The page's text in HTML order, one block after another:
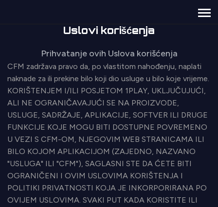
Uslovi korišćenja
Prihvatanje ovih Uslova korišćenja
CFM zadržava pravo da, po vlastitom nahođenju, naplati
naknade za ili prekine bilo koji dio usluge u bilo koje vrijeme.
KORIŠTENJEM I/ILI POSJETOM 1PLAY, UKLJUČUJUĆI,
ALI NE OGRANIČAVAJUĆI SE NA PROIZVODE,
USLUGE, SADRŽAJE, APLIKACIJE, SOFTVER ILI DRUGE
FUNKCIJE KOJE MOGU BITI DOSTUPNE POVREMENO
U VEZI S CFM-OM, NJEGOVIM WEB STRANICAMA ILI
BILO KOJOM APLIKACIJOM (ZAJEDNO, NAZVANO
"USLUGA" ILI "CFM"), SAGLASNI STE DA ĆETE BITI
OGRANIČENI I OVIM USLOVIMA KORIŠTENJA I
POLITIKI PRIVATNOSTI KOJA JE INKORPORIRANA PO
OVIJEM USLOVIMA. SVAKI PUT KADA KORISTITE ILI